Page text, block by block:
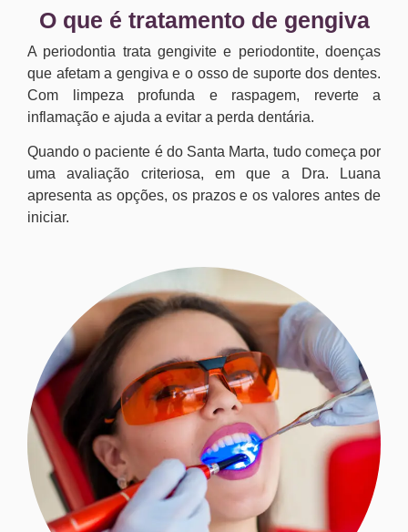
O que é tratamento de gengiva
A periodontia trata gengivite e periodontite, doenças
que afetam a gengiva e o osso de suporte dos dentes.
Com limpeza profunda e raspagem, reverte a
inflamação e ajuda a evitar a perda dentária.
Quando o paciente é do Santa Marta, tudo começa por
uma avaliação criteriosa, em que a Dra. Luana
apresenta as opções, os prazos e os valores antes de
iniciar.